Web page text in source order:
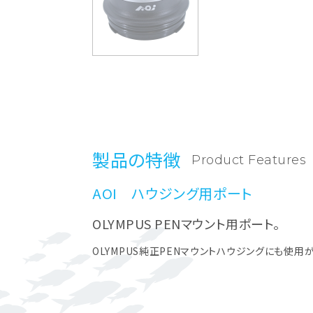
製品の特徴 Product Features
AOI ハウジング用ポート
OLYMPUS PENマウント用ポート。
OLYMPUS純正PENマウントハウジングにも使用